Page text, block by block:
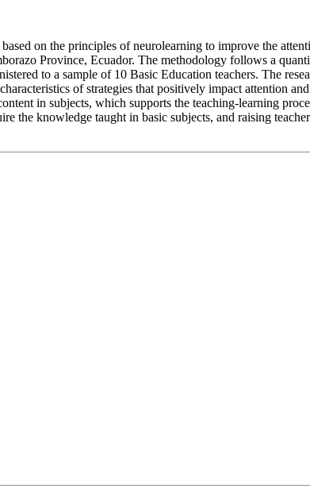
on the principles of neurolearning to improve the
Province, Ecuador. The methodology follows a
to a sample of 10 Basic Education teachers. The
of strategies that positively impact attention
in subjects, which supports the teaching-learning
the knowledge taught in basic subjects, and raising